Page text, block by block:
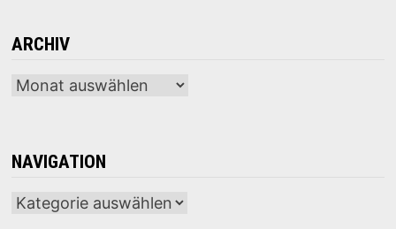
ARCHIV
Archiv
NAVIGATION
Navigation